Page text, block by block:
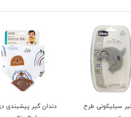
سیلیکونی طرح
دندان گیر پیشبندی